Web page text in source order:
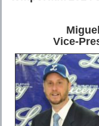
Vice-